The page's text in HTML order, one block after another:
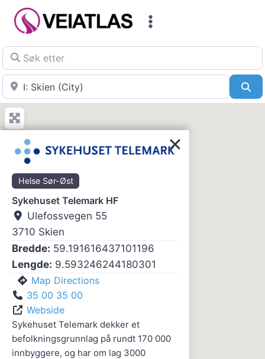
Skip
Søk etter
Nær
Helse Sør-Øst
Sykehuset Telemark HF
Ulefossvegen 55
3710 Skien
Bredde: 59.191616437101196
Lengde: 9.593246244180301
Map Directions
35 00 35 00
Webside
Sykehuset Telemark dekker et
befolkningsgrunnlag på rundt 170 000
innbyggere, og har om lag 3000